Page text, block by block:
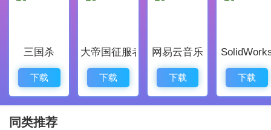
互动机制直接，评论、转发和私信都能迅速触达，多人
参与讨论气氛热烈。
话题标签让信息分类更明确，关注同好更容易，爱好圈
子里找朋友不再难。
三国杀
下载
大帝国征服者
下载
网易云音乐
下载 下载
同类推荐